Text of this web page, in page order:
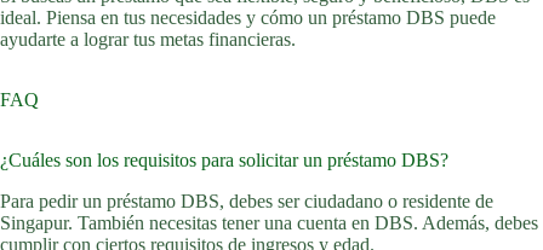
ideal. Piensa en tus necesidades y cómo un préstamo DBS puede
ayudarte a lograr tus metas financieras.
FAQ
¿Cuáles son los requisitos para solicitar un préstamo DBS?
Para pedir un préstamo DBS, debes ser ciudadano o residente de
Singapur. También necesitas tener una cuenta en DBS. Además, debes
cumplir con ciertos requisitos de ingresos y edad.